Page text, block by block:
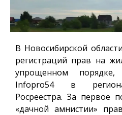
В Новосибирской
регистраций прав на
упрощенном
Infopro54в
Росреестра. За первое
«дачной амнистии»